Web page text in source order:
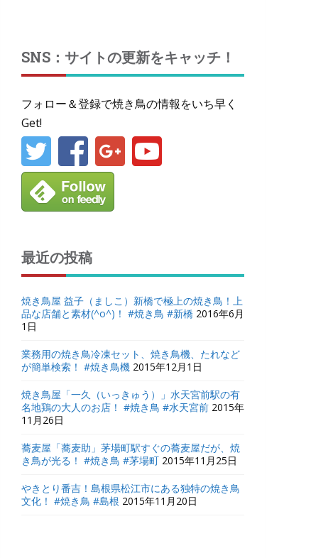
SNS：サイトの更新をキャッチ！
フォロー＆登録で焼き鳥の情報をいち早く
Get!
最近の投稿
焼き鳥屋 益子（ましこ）新橋で極上の焼き鳥！上
品な店舗と素材(^o^)！ #焼き鳥 #新橋 2016年6月
1日
業務用の焼き鳥冷凍セット、焼き鳥機、たれなど
が簡単検索！ #焼き鳥機 2015年12月1日
焼き鳥屋「一久（いっきゅう）」水天宮前駅の有
名地鶏の大人のお店！ #焼き鳥 #水天宮前 2015年
11月26日
蕎麦屋「蕎麦助」茅場町駅すぐの蕎麦屋だが、焼
き鳥が光る！ #焼き鳥 #茅場町 2015年11月25日
やきとり番吉！島根県松江市にある独特の焼き鳥
文化！ #焼き鳥 #島根 2015年11月20日